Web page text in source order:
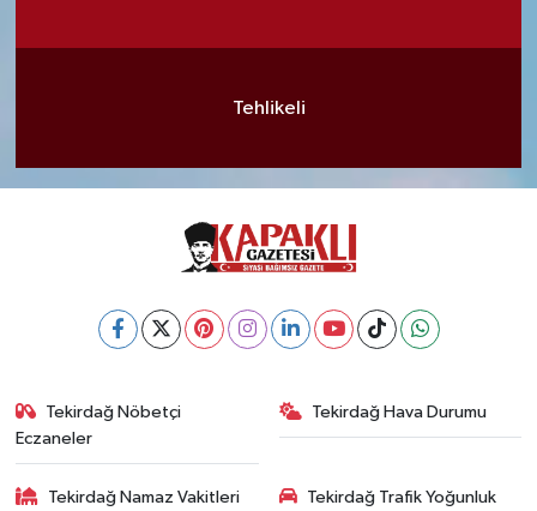
Tehlikeli
Tekirdağ Nöbetçi
Eczaneler
Tekirdağ Hava Durumu
Tekirdağ Namaz Vakitleri Tekirdağ Trafik Yoğunluk